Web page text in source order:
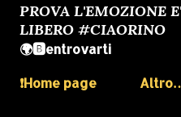
PROVA L'EMOZIONE
LIBERO #CIAORINO
🌍🅱️entrovarti
❗️Home page